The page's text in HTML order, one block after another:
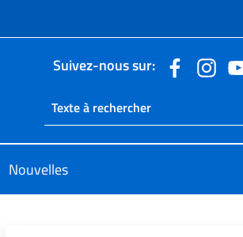
Suivez-nous sur:
Ricerca sito
Rechercher dans le site
Nouvelles